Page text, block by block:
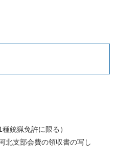
銃猟免許に限る）
支部会費の領収書の写し